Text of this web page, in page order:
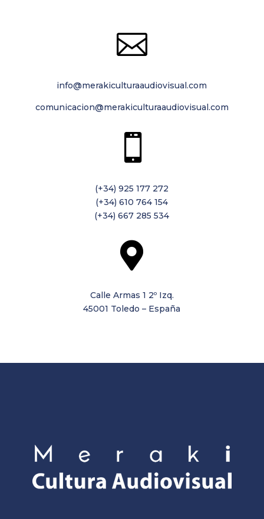

info@merakiculturaaudiovisual.com
comunicacion@merakiculturaaudiovisual.com

(+34) 925 177 272
(+34) 610 764 154
(+34) 667 285 534

Calle Armas 1 2º Izq.
45001 Toledo – España